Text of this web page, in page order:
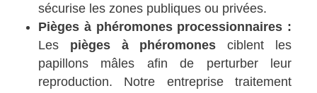
sécurise les zones publiques ou privées.
Pièges à phéromones processionnaires :
Les pièges à phéromones ciblent les
papillons mâles afin de perturber leur
reproduction. Notre entreprise traitement